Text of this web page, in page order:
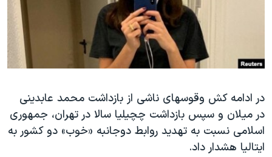
فرهنگ و زندگی
حقوق شهروندی
اسرائیل در جنگ
گالری عکس
آرشیو پخش زنده
انتخابات ریاست جمهوری آمریکا ۲۰۲۴
حمله جمهوری اسلامی به اسرائیل
ورزش زنان در ایران
اعتراضات زن، زندگی، آزادی
مجموعه مستندهای دادخواهی
زبانهای مختلف
در ادامه کش‌ وقوسهای ناشی از بازداشت محمد عابدینی
در میلان و سپس بازداشت چچیلیا سالا در تهران، جمهوری
اسلامی نسبت به تهدید روابط دوجانبه «خوب» دو کشور به
ایتالیا هشدار داد.